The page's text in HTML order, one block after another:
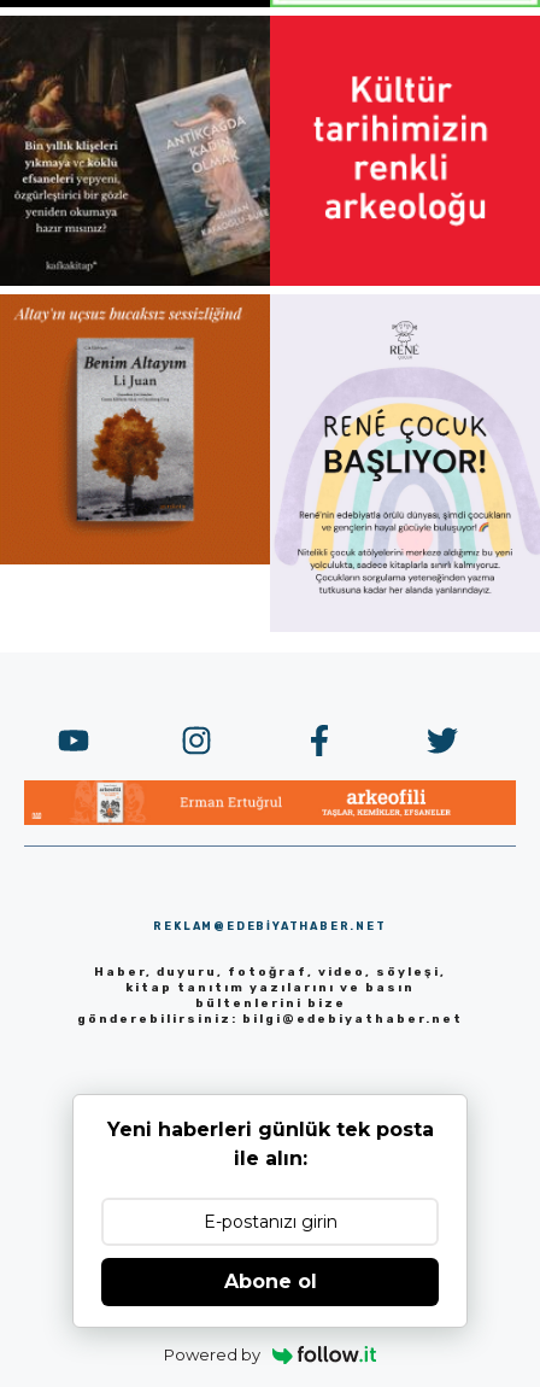
REKLAM@EDEBIYATHABER.NET
Haber, duyuru, fotoğraf, video, söyleşi,
kitap tanıtım yazılarını ve basın
bültenlerini bize
gönderebilirsiniz: bilgi@edebiyathaber.net
Yeni haberleri günlük tek posta
ile alın:
Abone ol
Powered by